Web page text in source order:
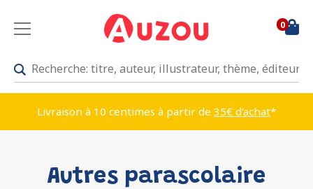
0
Livraison à 10 centimes à partir de 35€ d'achat*
Autres parascolaire